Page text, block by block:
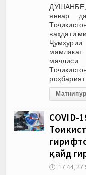
январ
ваҳдати
роҳбарият
Матни
COVID-
қайд
🕔 17:44,